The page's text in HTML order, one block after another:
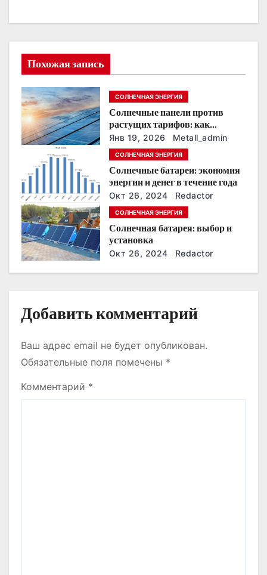
и
я
п
о
а
п
и
с
я
Похожая запись
СОЛНЕЧНАЯ ЭНЕРГИЯ
Солнечные панели против
растущих тарифов: как
сохранить
энергонезависимость в
ближайшие годы
Янв 19, 2026 Metall_admin
СОЛНЕЧНАЯ ЭНЕРГИЯ
Солнечные батареи: экономия
энергии и денег в течение года
Окт 26, 2024 Redactor
СОЛНЕЧНАЯ ЭНЕРГИЯ
Солнечная батарея: выбор и
установка
Окт 26, 2024 Redactor
Добавить комментарий
Ваш адрес email не будет опубликован.
Обязательные поля помечены *
Комментарий *